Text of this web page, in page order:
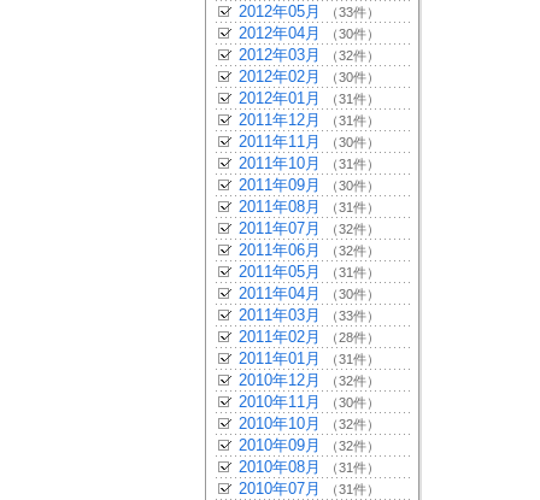
2012年05月 （33件）
2012年04月 （30件）
2012年03月 （32件）
2012年02月 （30件）
2012年01月 （31件）
2011年12月 （31件）
2011年11月 （30件）
2011年10月 （31件）
2011年09月 （30件）
2011年08月 （31件）
2011年07月 （32件）
2011年06月 （32件）
2011年05月 （31件）
2011年04月 （30件）
2011年03月 （33件）
2011年02月 （28件）
2011年01月 （31件）
2010年12月 （32件）
2010年11月 （30件）
2010年10月 （32件）
2010年09月 （32件）
2010年08月 （31件）
2010年07月 （31件）